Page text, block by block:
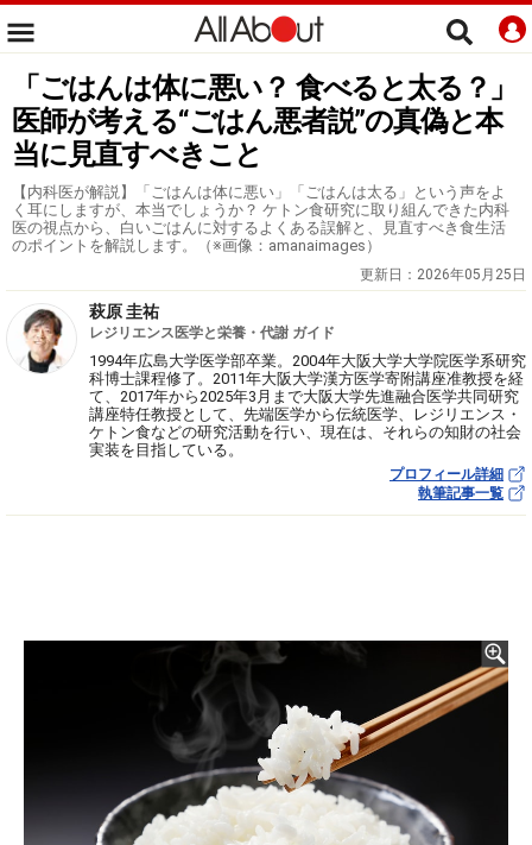
「ごはんは体に悪い？ 食べると太る？」
医師が考える“ごはん悪者説”の真偽と本
当に見直すべきこと
【内科医が解説】「ごはんは体に悪い」「ごはんは太る」という声をよ
く耳にしますが、本当でしょうか？ ケトン食研究に取り組んできた内科
医の視点から、白いごはんに対するよくある誤解と、見直すべき食生活
のポイントを解説します。（※画像：amanaimages）
更新日： 2026年05月25日
萩原 圭祐
レジリエンス医学と栄養・代謝 ガイド
1994年広島大学医学部卒業。2004年大阪大学大学院医学系研究
科博士課程修了。2011年大阪大学漢方医学寄附講座准教授を経
て、2017年から2025年3月まで大阪大学先進融合医学共同研究
講座特任教授として、先端医学から伝統医学、レジリエンス・
ケトン食などの研究活動を行い、現在は、それらの知財の社会
実装を目指している。
プロフィール詳細
執筆記事一覧